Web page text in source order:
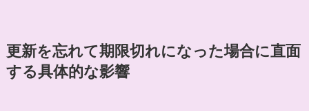
更新を忘れて期限切れになった場合に直面
する具体的な影響